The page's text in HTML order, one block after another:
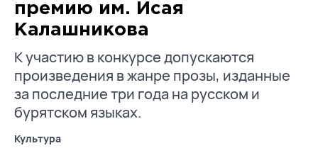
премию им. Исая
Калашникова
К участию в конкурсе допускаются
произведения в жанре прозы, изданные
за последние три года на русском и
бурятском языках.
Культура